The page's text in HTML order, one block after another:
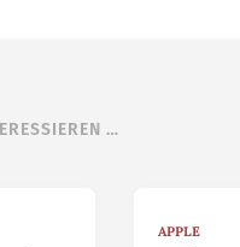
…
APPLE